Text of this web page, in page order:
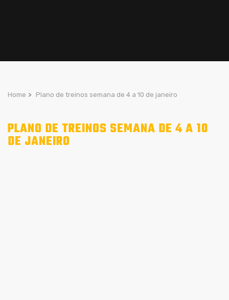
Home > Plano de treinos semana de 4 a 10 de janeiro
PLANO DE TREINOS SEMANA DE 4 A 10
DE JANEIRO